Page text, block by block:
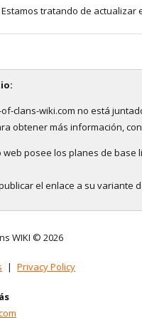
Estamos tratando de actualizar
of-clans-wiki.com no está
obtener más información,
web posee los planes de base
el enlace a su
WIKI © 2026
| Privacy Policy